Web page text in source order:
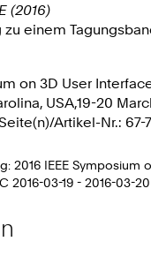
(2016)
einem
on 3D User
USA,19-20
Artikel-Nr.: 67-
2016 IEEE Symposium
2016-03-19 - 2016-03-20